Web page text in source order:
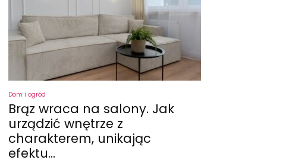
Dom i ogród
Brąz wraca na salony. Jak
urządzić wnętrze z
charakterem, unikając
efektu...